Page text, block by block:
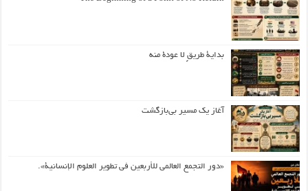
بداية طريقٍ لا عودة منه
آغاز یک مسیر بی‌بازگشت
«دور التجمع العالمي للأربعين في تطوير العلوم الإنسانية».